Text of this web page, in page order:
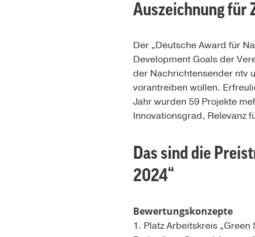
Auszeichnung für
Der „Deutsche Award für
Development Goals der
der Nachrichtensender ntv
vorantreiben wollen.
Jahr wurden 59 Projekte
Innovationsgrad, Relevanz
Das sind die
2024“
Bewertungskonzepte
1. Platz Arbeitskreis